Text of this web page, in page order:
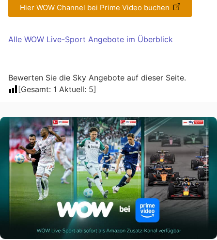
Hier WOW Channel bei Prime Video buchen
Alle WOW Live-Sport Angebote im Überblick
Bewerten Sie die Sky Angebote auf dieser Seite.
[Gesamt: 1 Aktuell: 5]